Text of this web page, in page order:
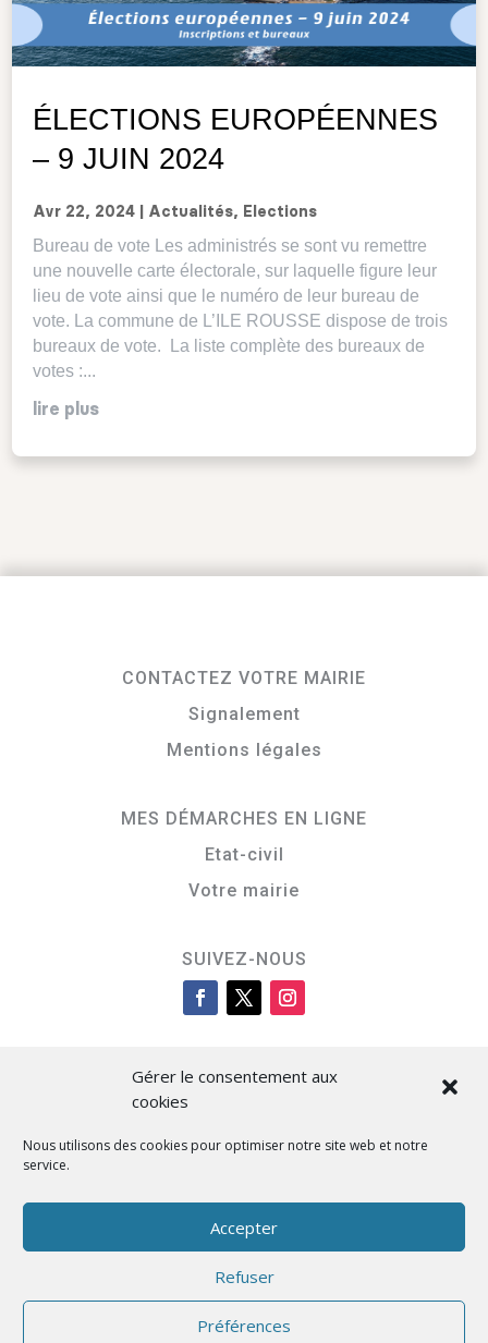
Gérer le consentement aux
cookies
Nous utilisons des cookies pour optimiser notre site web et notre
service.
Accepter
Refuser
Préférences
ÉLECTIONS EUROPÉENNES
– 9 JUIN 2024
Avr 22, 2024 Actualités, Elections
Bureau de vote Les administrés se sont vu remettre
une nouvelle carte électorale, sur laquelle figure leur
lieu de vote ainsi que le numéro de leur bureau de
vote. La commune de L’ILE ROUSSE dispose de trois
bureaux de vote. La liste complète des bureaux de
votes :...
lire plus
CONTACTEZ VOTRE MAIRIE
Signalement
Mentions légales
MES DÉMARCHES EN LIGNE
Etat-civil
Votre mairie
SUIVEZ-NOUS
Cità di L’Isula
Designed by BKM Web Consulting